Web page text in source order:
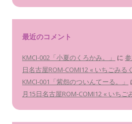
最近のコメント
KMCI-002「小夏のくろかみ。」 に
日名古屋ROM-COMI12 « いちごみるく
KMCI-001「紫怨のついんてーる。」
月15日名古屋ROM-COMI12 « いちご